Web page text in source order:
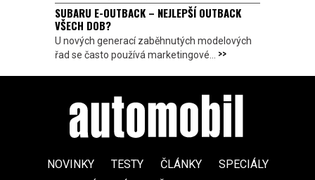
SUBARU E-OUTBACK – NEJLEPŠÍ OUTBACK
VŠECH DOB?
U nových generací zaběhnutých modelových
řad se často používá marketingové... >>
NOVINKY TESTY ČLÁNKY
SPECIÁLY